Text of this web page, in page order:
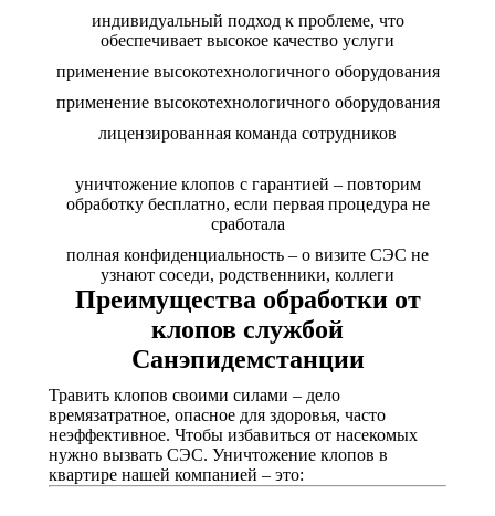
индивидуальный подход к проблеме, что
обеспечивает высокое качество услуги
применение высокотехнологичного оборудования
применение высокотехнологичного оборудования
лицензированная команда сотрудников
уничтожение клопов с гарантией – повторим
обработку бесплатно, если первая процедура не
сработала
полная конфиденциальность – о визите СЭС не
узнают соседи, родственники, коллеги
Преимущества обработки от
клопов службой
Санэпидемстанции
Травить клопов своими силами – дело
времязатратное, опасное для здоровья, часто
неэффективное. Чтобы избавиться от насекомых
нужно вызвать СЭС. Уничтожение клопов в
квартире нашей компанией – это: